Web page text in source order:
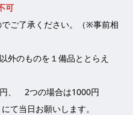
可
ご了承ください。（※事前相
外のものを１備品ととらえ
、 2つの場合は1000円
て当日お願いします。